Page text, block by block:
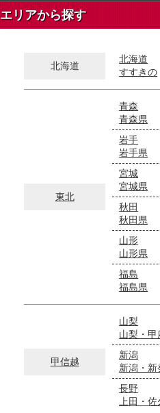
エリアから探す
北海道
北海道
すすきの
東北
青森
青森県
岩手
岩手県
宮城
宮城県
秋田
秋田県
山形
山形県
福島
福島県
甲信越
山梨
山梨・甲
新潟
新潟・新
長野
上田・佐